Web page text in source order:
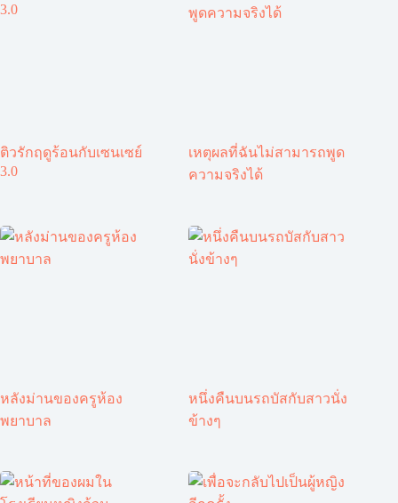
ติวรักฤดูร้อนกับเซนเซย์
3.0
เหตุผลที่ฉันไม่สามารถพูด
ความจริงได้
หลังม่านของครูห้อง
พยาบาล
หนึ่งคืนบนรถบัสกับสาวนั่ง
ข้างๆ